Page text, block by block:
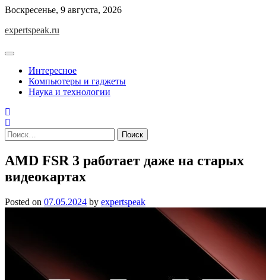
Skip
content
Воскресенье, 9 августа, 2026
expertspeak.ru
Интересное
Компьютеры и гаджеты
Наука и технологии
Найти:
AMD FSR 3 работает даже на старых
видеокартах
Posted on 07.05.2024 by expertspeak